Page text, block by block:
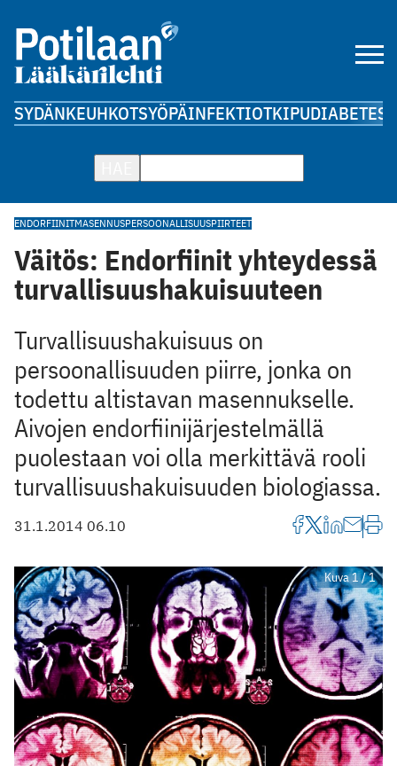
SYDÄNKEUHKOTSYÖPÄINFEKTIOTKIPUDIABETES
ENDORFIINITMASENNUSPERSOONALLISUUSPIIRTEET
Väitös: Endorfiinit yhteydessä
turvallisuushakuisuuteen
Turvallisuushakuisuus on
persoonallisuuden piirre, jonka on
todettu altistavan masennukselle.
Aivojen endorfiinijärjestelmällä
puolestaan voi olla merkittävä rooli
turvallisuushakuisuuden biologiassa.
31.1.2014 06.10
Kuva 1 / 1